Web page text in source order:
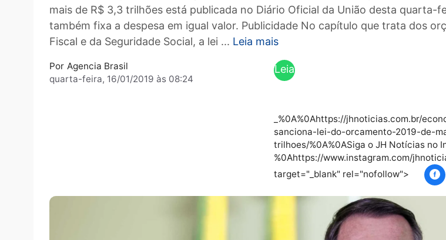
A Lei 13.808, que trata do Orçamento da União e estima receita para o
mais de R$ 3,3 trilhões está publicada no Diário Oficial da União desta
também fixa a despesa em igual valor. Publicidade No capítulo que
Fiscal e da Seguridade Social, a lei ...
Leia mais
mai
s
_%0A%0Ahttps://
sanciona-lei-do-orcamento-
trilhoes/%0A%0ASiga o JH
target="_blank"